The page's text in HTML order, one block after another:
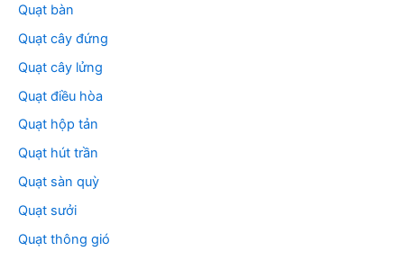
Quạt bàn
Quạt cây đứng
Quạt cây lửng
Quạt điều hòa
Quạt hộp tản
Quạt hút trần
Quạt sàn quỳ
Quạt sưởi
Quạt thông gió